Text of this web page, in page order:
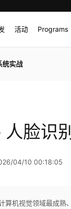
活动 Programs
统实战
脸识
04/10 00:18:05
算机视觉领域最成